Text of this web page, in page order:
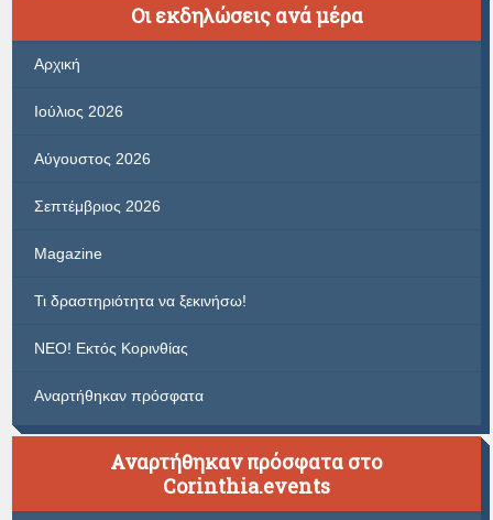
Οι εκδηλώσεις ανά μέρα
Αρχική
Ιούλιος 2026
Αύγουστος 2026
Σεπτέμβριος 2026
Magazine
Τι δραστηριότητα να ξεκινήσω!
ΝΕΟ! Εκτός Κορινθίας
Αναρτήθηκαν πρόσφατα
Αναρτήθηκαν πρόσφατα στο
Corinthia.events